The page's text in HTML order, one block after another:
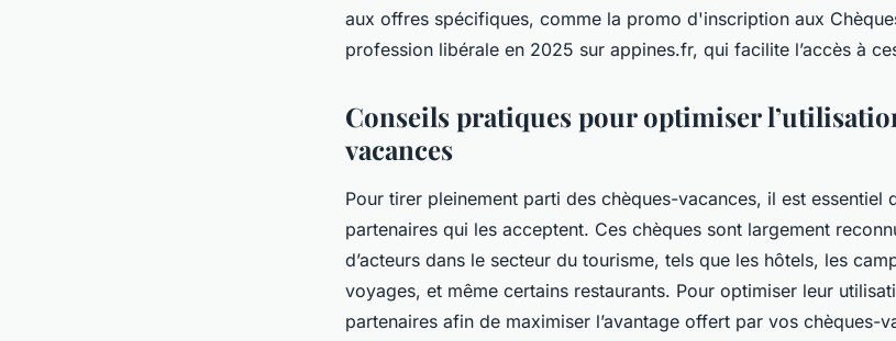
aux offres spécifiques, comme la promo d'inscription aux
profession libérale en 2025 sur appines.fr, qui facilite l’accès à
Conseils pratiques pour optimiser
vacances
Pour tirer pleinement parti des chèques-vacances, il est essentiel
partenaires qui les acceptent. Ces chèques sont largement
d’acteurs dans le secteur du tourisme, tels que les hôtels, les
voyages, et même certains restaurants. Pour optimiser leur
partenaires afin de maximiser l’avantage offert par vos chèques-